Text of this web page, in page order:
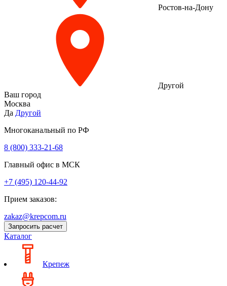
Ростов-на-Дону
Другой
Ваш город
Москва
Да Другой
Многоканальный по РФ
8 (800) 333‑21-68
Главный офис в МСК
+7 (495) 120-44-92
Прием заказов:
zakaz@krepcom.ru
Запросить расчет
Каталог
Крепеж